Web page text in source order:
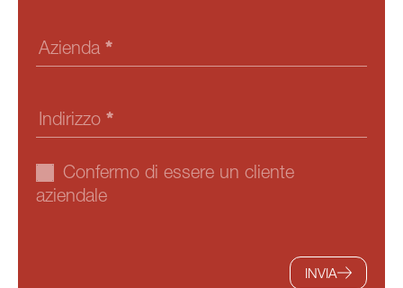
Azienda *
Indirizzo *
Confermo di essere un cliente
aziendale
INVIA